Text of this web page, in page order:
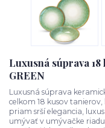
Luxusná súprava
GREEN
Luxusná súprava
celkom 18 kusov
priam srší elegancia,
umývať v umývačke